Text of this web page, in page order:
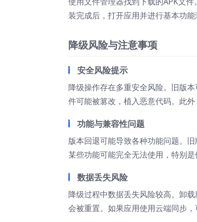
装完成后，打开应用并进行基本功
降级风险与注意事项
安全风险提示
降级操作存在多重安全风险。旧版
件可能被篡改，植入恶意代码。此
功能与兼容性问题
版本回退可能导致各种功能问题。
某些功能可能完全无法使用，特别
数据丢失风险
降级过程中数据丢失风险较高。卸
会被重置。如果应用使用云端同步